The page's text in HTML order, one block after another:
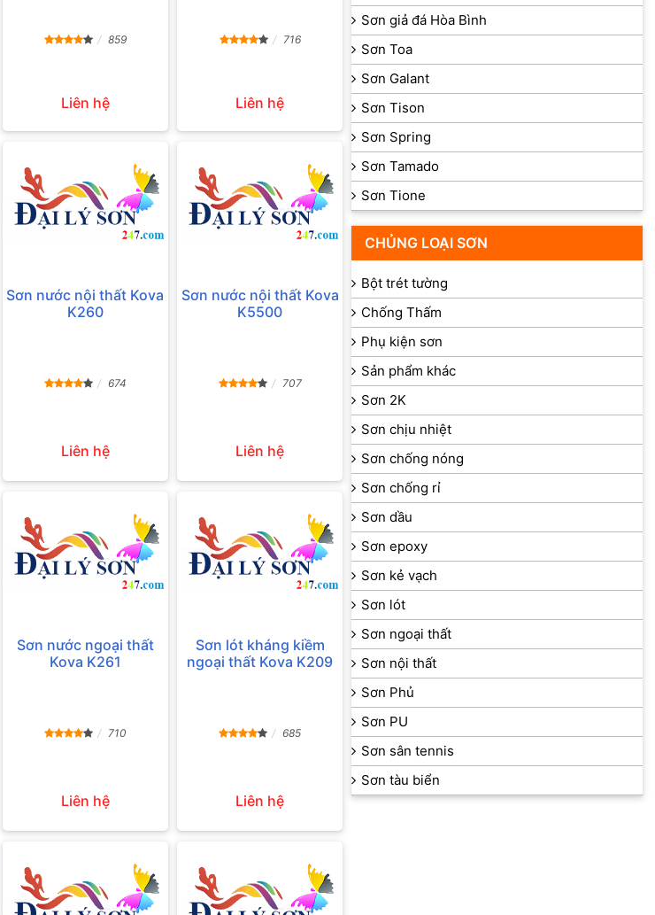
859
Liên hệ
716
Liên hệ
Sơn nước nội thất Kova
K260
674
Liên hệ
Sơn nước nội thất Kova
K5500
707
Liên hệ
Sơn nước ngoại thất
Kova K261
710
Liên hệ
Sơn lót kháng kiềm
ngoại thất Kova K209
685
Liên hệ
Sơn giả đá Hòa Bình
Sơn Toa
Sơn Galant
Sơn Tison
Sơn Spring
Sơn Tamado
Sơn Tione
CHỦNG LOẠI SƠN
Bột trét tường
Chống Thấm
Phụ kiện sơn
Sản phẩm khác
Sơn 2K
Sơn chịu nhiệt
Sơn chống nóng
Sơn chống rỉ
Sơn dầu
Sơn epoxy
Sơn kẻ vạch
Sơn lót
Sơn ngoại thất
Sơn nội thất
Sơn Phủ
Sơn PU
Sơn sân tennis
Sơn tàu biển